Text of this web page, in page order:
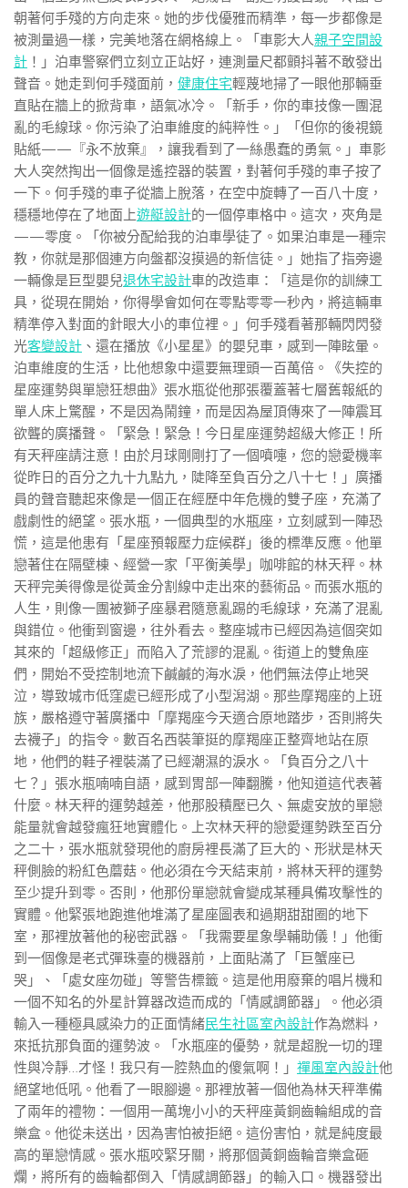
朝著何手殘的方向走來。她的步伐優雅而精準，每一步都像是
被測量過一樣，完美地落在網格線上。「車影大人親子空間設
計 ！」泊車警察們立刻立正站好，連測量尺都顫抖著不敢發出
聲音。她走到何手殘面前， 健康住宅輕蔑地掃了一眼他那輛垂
直貼在牆上的掀背車，語氣冰冷。「新手，你的車技像一團混
亂的毛線球。你污染了泊車維度的純粹性。」「但你的後視鏡
貼紙——『永不放棄』，讓我看到了一絲愚蠢的勇氣。」車影
大人突然掏出一個像是遙控器的裝置，對著何手殘的車子按了
一下。何手殘的車子從牆上脫落，在空中旋轉了一百八十度，
穩穩地停在了地面上遊艇設計的一個停車格中。這次，夾角是
——零度。「你被分配給我的泊車學徒了。如果泊車是一種宗
教，你就是那個連方向盤都沒摸過的新信徒。」她指了指旁邊
一輛像是巨型嬰兒退休宅設計車的改造車：「這是你的訓練工
具，從現在開始，你得學會如何在零點零零一秒內，將這輛車
精準停入對面的針眼大小的車位裡。」何手殘看著那輛閃閃發
光客變設計 、還在播放《小星星》的嬰兒車，感到一陣眩暈。
泊車維度的生活，比他想象中還要無理頭一百萬倍。《失控的
星座運勢與單戀狂想曲》張水瓶從他那張覆蓋著七層舊報紙的
單人床上驚醒，不是因為鬧鐘，而是因為屋頂傳來了一陣震耳
欲聾的廣播聲。「緊急！緊急！今日星座運勢超級大修正！所
有天秤座請注意！由於月球剛剛打了一個噴嚏，您的戀愛機率
從昨日的百分之九十九點九，陡降至負百分之八十七！」廣播
員的聲音聽起來像是一個正在經歷中年危機的雙子座，充滿了
戲劇性的絕望。張水瓶，一個典型的水瓶座，立刻感到一陣恐
慌，這是他患有「星座預報壓力症候群」後的標準反應。他單
戀著住在隔壁棟、經營一家「平衡美學」咖啡館的林天秤。林
天秤完美得像是從黃金分割線中走出來的藝術品。而張水瓶的
人生，則像一團被獅子座暴君隨意亂踢的毛線球，充滿了混亂
與錯位。他衝到窗邊，往外看去。整座城市已經因為這個突如
其來的「超級修正」而陷入了荒謬的混亂。街道上的雙魚座
們，開始不受控制地流下鹹鹹的海水淚，他們無法停止地哭
泣，導致城市低窪處已經形成了小型潟湖。那些摩羯座的上班
族，嚴格遵守著廣播中「摩羯座今天適合原地踏步，否則將失
去襪子」的指令。數百名西裝筆挺的摩羯座正整齊地站在原
地，他們的鞋子裡裝滿了已經潮濕的淚水。「負百分之八十
七？」張水瓶喃喃自語，感到胃部一陣翻騰，他知道這代表著
什麼。林天秤的運勢越差，他那股積壓已久、無處安放的單戀
能量就會越發瘋狂地實體化。上次林天秤的戀愛運勢跌至百分
之二十，張水瓶就發現他的廚房裡長滿了巨大的、形狀是林天
秤側臉的粉紅色蘑菇。他必須在今天結束前，將林天秤的運勢
至少提升到零。否則，他那份單戀就會變成某種具備攻擊性的
實體。他緊張地跑進他堆滿了星座圖表和過期甜甜圈的地下
室，那裡放著他的秘密武器。「我需要星象學輔助儀！」他衝
到一個像是老式彈珠臺的機器前，上面貼滿了「巨蟹座已
哭」、「處女座勿碰」等警告標籤。這是他用廢棄的唱片機和
一個不知名的外星計算器改造而成的「情感調節器」。他必須
輸入一種極具感染力的正面情緒民生社區室內設計作為燃料，
來抵抗那負面的運勢波。「水瓶座的優勢，就是超脫一切的理
性與冷靜…才怪！我只有一腔熱血的傻氣啊！」 禪風室內設計他
絕望地低吼。他看了一眼腳邊。那裡放著一個他為林天秤準備
了兩年的禮物：一個用一萬塊小小的天秤座黃銅齒輪組成的音
樂盒。他從未送出，因為害怕被拒絕。這份害怕，就是純度最
高的單戀情感。張水瓶咬緊牙關，將那個黃銅齒輪音樂盒砸
爛，將所有的齒輪都倒入「情感調節器」的輸入口。機器發出